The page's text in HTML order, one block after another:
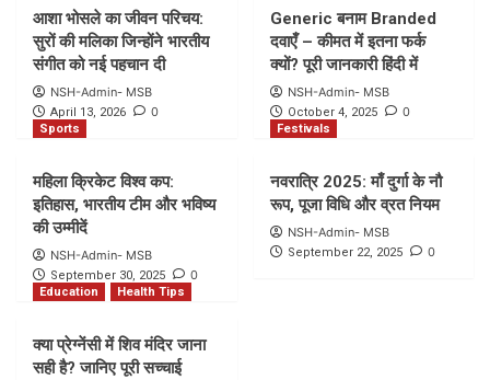
आशा भोसले का जीवन परिचय:
सुरों की मलिका जिन्होंने भारतीय
संगीत को नई पहचान दी
NSH-Admin- MSB
April 13, 2026 0
Generic बनाम Branded
दवाएँ – कीमत में इतना फर्क
क्यों? पूरी जानकारी हिंदी में
NSH-Admin- MSB
October 4, 2025 0
Sports
महिला क्रिकेट विश्व कप:
इतिहास, भारतीय टीम और भविष्य
की उम्मीदें
NSH-Admin- MSB
September 30, 2025 0
Festivals
नवरात्रि 2025: माँ दुर्गा के नौ
रूप, पूजा विधि और व्रत नियम
NSH-Admin- MSB
September 22, 2025 0
Education Health Tips
क्या प्रेग्नेंसी में शिव मंदिर जाना
सही है? जानिए पूरी सच्चाई